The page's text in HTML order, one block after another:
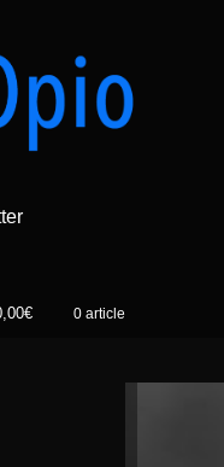
0 article